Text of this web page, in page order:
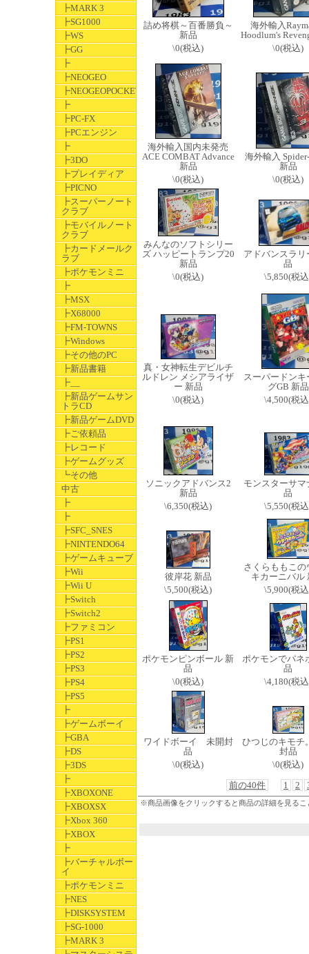
┣MARK 3
┣SG1000
┣WS
┣GG
┣
┣NEOGEO
┣NEOGEOPOCKET
┣
┣PC-FX
┣PCエンジン
┣
┣3DO
┣プレイディア
┣PICNO
┣スーパーノート
クラブ
┣モバイルノート
クラブ
┣カードメールク
ラブ
┣ポケモンミニ
┣
┣MSX
┣X68000
┣FM-TOWNS
┣Windows
┣その他のPC
┣新品書籍
┣__
┣新品ゲームサン
トラCD
┣新品ゲームDVD
┣ご依頼品
┣レコード
┣ゲームグッズ
┗その他
中古
┣
┣
┣SFC_SNES
┣NINTENDO64
┣ゲームキューブ
┣Wii
┣Wii U
┣Switch
┣Switch2
┣ファミコン
┣PS1
┣PS2
┣PS3
┣PS4
┣PS5
┣
┣ゲームボーイ
┣GBA
┣DS
┣3DS
┣
┣XBOXONE
┣XBOXSX
┣Xbox 360
┣XBOX
┣
┣バーチャルボー
イ
┣ポケモンミニ
┣NES
┣DISKSYSTEM
┣SG-1000
┣MARK 3
詰め将棋～百番勝負～
新品
\0(税込)
海外輸入
Hoodlum's
\0(税込)
海外輸入国内未発売
ACE COMBAT Advance
新品
\0(税込)
海外輸入
新品
\0(税込)
みんなのソフトシリー
ズ ハッピートランプ20
新品
\0(税込)
アドバンスラ
品
\5,850(税
真・女神転生デビルチ
ルドレン メシアライザ
ー 新品
\0(税込)
スーパードンキ
グGB 新品
\4,500(税
ソニックアドバンス2
新品
\6,350(税込)
モンスターサマ
品
\5,550(税
彼岸花 新品
\5,500(税込)
さくらももこの
キカーニバル
\5,900(税
ポケモンピンボール 新
品
\0(税込)
ポケモンでパネ
品
\4,180(税
ワイドボーイ 未開封
品
\0(税込)
ひつじのキモチ
封品
\0(税込)
前の40件
1 2
※商品画像をクリックすると商品の詳細を見るこ